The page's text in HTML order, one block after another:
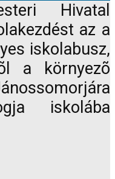
Hivatal
az a
iskolabusz,
a környezõ
iskolába